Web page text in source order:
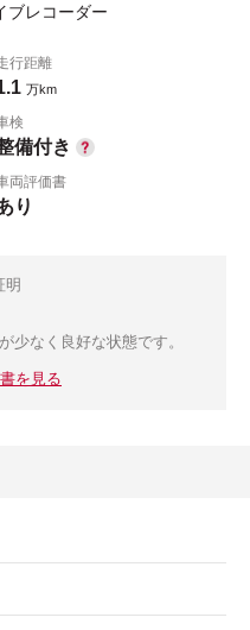
レコーダー
行距離
万km
検
備付き
両評価書
り
明
少なく良好な状態です。
を見る